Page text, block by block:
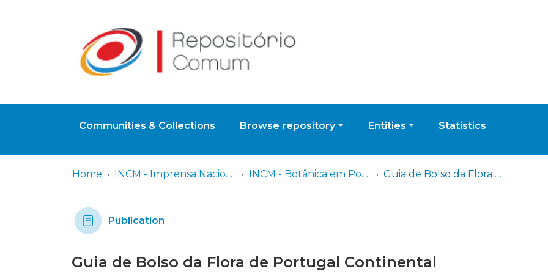
Communities & Collections Browse repository Entities Statistics
Home INCM - Imprensa Nacional – Casa da Moeda S.A. INCM - Botânica em Português Guia de Bolso da Flora de Portugal Continental
Publication
Guia de Bolso da Flora de Portugal Continental